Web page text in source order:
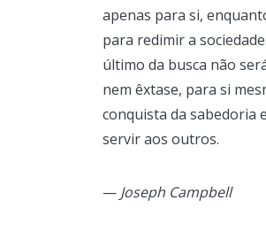
apenas para si,
para redimir a
último da busca não
nem êxtase, para si
conquista da sabedoria
servir aos outros.
— Joseph Campbell